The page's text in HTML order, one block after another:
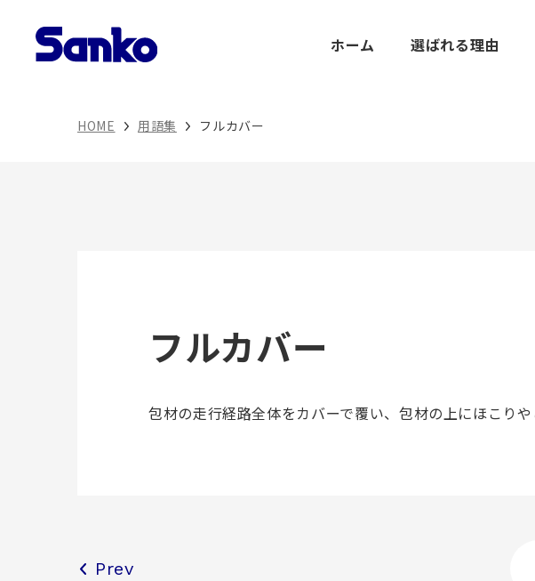
content
ホーム 選ばれる理由
HOME 用語集 フルカバー
フルカバー
包材の走行経路全体をカバーで覆い、包材の上にほこりや
Prev